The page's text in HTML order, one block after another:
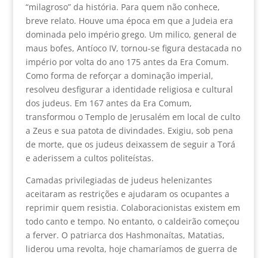
“milagroso” da história. Para quem não conhece,
breve relato. Houve uma época em que a Judeia era
dominada pelo império grego. Um milico, general de
maus bofes, Antíoco IV, tornou-se figura destacada no
império por volta do ano 175 antes da Era Comum.
Como forma de reforçar a dominação imperial,
resolveu desfigurar a identidade religiosa e cultural
dos judeus. Em 167 antes da Era Comum,
transformou o Templo de Jerusalém em local de culto
a Zeus e sua patota de divindades. Exigiu, sob pena
de morte, que os judeus deixassem de seguir a Torá
e aderissem a cultos politeístas.
Camadas privilegiadas de judeus helenizantes
aceitaram as restrições e ajudaram os ocupantes a
reprimir quem resistia. Colaboracionistas existem em
todo canto e tempo. No entanto, o caldeirão começou
a ferver. O patriarca dos Hashmonaítas, Matatias,
liderou uma revolta, hoje chamaríamos de guerra de